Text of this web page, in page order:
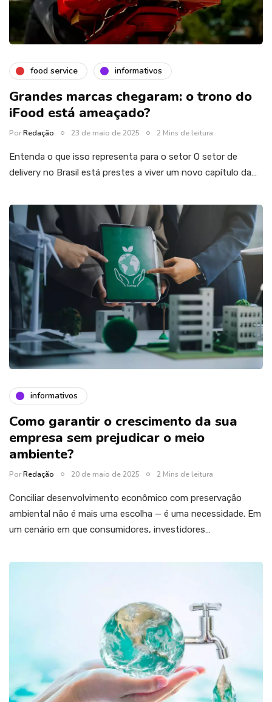
food service informativos
Grandes marcas chegaram: o trono do
iFood está ameaçado?
PorRedação 23 de maio de 2025 2 Mins de leitura
Entenda o que isso representa para o setor O setor de
delivery no Brasil está prestes a viver um novo capítulo da…
informativos
Como garantir o crescimento da sua
empresa sem prejudicar o meio
ambiente?
PorRedação 20 de maio de 2025 2 Mins de leitura
Conciliar desenvolvimento econômico com preservação
ambiental não é mais uma escolha — é uma necessidade. Em
um cenário em que consumidores, investidores…